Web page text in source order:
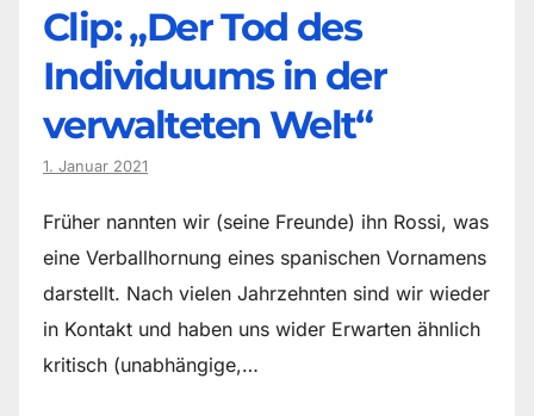
Clip: „Der Tod des
Individuums in der
verwalteten Welt“
1. Januar 2021
Früher nannten wir (seine Freunde) ihn Rossi, was
eine Verballhornung eines spanischen Vornamens
darstellt. Nach vielen Jahrzehnten sind wir wieder
in Kontakt und haben uns wider Erwarten ähnlich
kritisch (unabhängige,…